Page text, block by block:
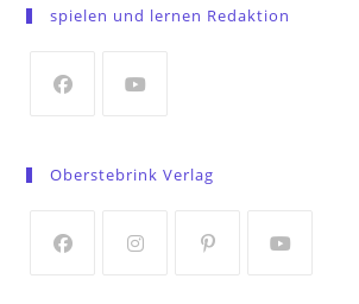
a
tab
spielen und lernen Redaktion
a
tab
tab
Oberstebrink Verlag